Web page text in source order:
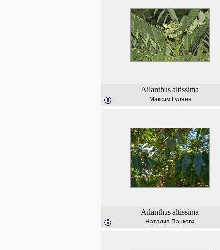
Ailanthusaltissima
Максим Гуляев
Ailanthusaltissima
Наталия Панкова